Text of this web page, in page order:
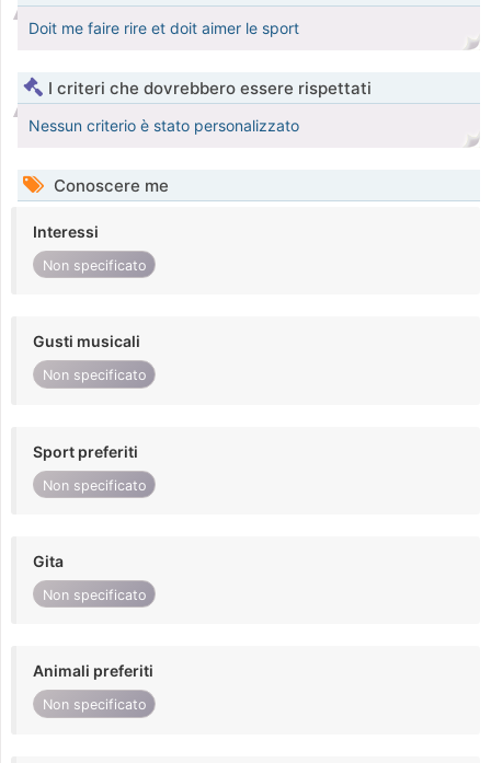
Doit me faire rire et doit aimer le sport
I criteri che dovrebbero essere rispettati
Nessun criterio è stato personalizzato
Conoscere me
Interessi
Non specificato
Gusti musicali
Non specificato
Sport preferiti
Non specificato
Gita
Non specificato
Animali preferiti
Non specificato